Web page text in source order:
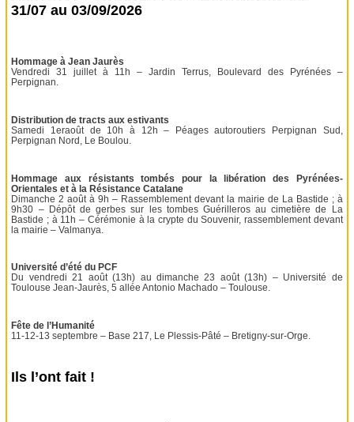
31/07 au 03/09/2026
Hommage à Jean Jaurès
Vendredi 31 juillet à 11h – Jardin Terrus, Boulevard des Pyrénées –
Perpignan.
Distribution de tracts aux estivants
Samedi 1eraoût de 10h à 12h – Péages autoroutiers Perpignan Sud,
Perpignan Nord, Le Boulou.
Hommage aux résistants tombés pour la libération des Pyrénées-
Orientales et à la Résistance Catalane
Dimanche 2 août à 9h – Rassemblement devant la mairie de La Bastide ; à
9h30 – Dépôt de gerbes sur les tombes Guérilleros au cimetière de La
Bastide ; à 11h – Cérémonie à la crypte du Souvenir, rassemblement devant
la mairie – Valmanya.
Université d’été du PCF
Du vendredi 21 août (13h) au dimanche 23 août (13h) – Université de
Toulouse Jean-Jaurès, 5 allée Antonio Machado – Toulouse.
Fête de l’Humanité
11-12-13 septembre – Base 217, Le Plessis-Pâté – Bretigny-sur-Orge.
Ils l’ont fait !